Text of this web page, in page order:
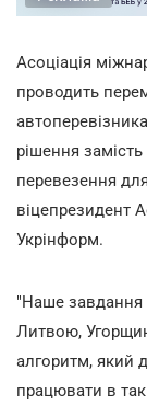
Асоціація
проводить
рішення
перевезення
віцепрезидент
Укрінформ.
"Наше
Литвою,
алгоритм, який
працювати в